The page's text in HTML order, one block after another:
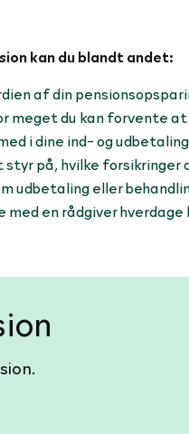
kan du blandt andet:
af din
meget du kan forvente
i dine ind- og
styr på, hvilke forsikringer
udbetaling eller
en rådgiver hverdage